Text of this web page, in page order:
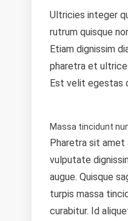
Ultricies integer
rutrum quisque
Etiam dignissim
pharetra et
Est velit egestas
Massa tincidunt
Pharetra sit amet
vulputate
augue. Quisque
turpis massa
curabitur. Id